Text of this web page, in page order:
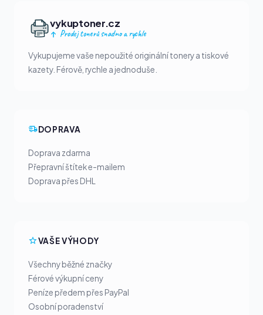
vykuptoner.cz
Prodej tonerů snadno a rychle
Vykupujeme vaše nepoužité originální tonery a tiskové
kazety. Férově, rychle a jednoduše.
DOPRAVA
Doprava zdarma
Přepravní štítek e-mailem
Doprava přes DHL
VAŠE VÝHODY
Všechny běžné značky
Férové výkupní ceny
Peníze předem přes PayPal
Osobní poradenství